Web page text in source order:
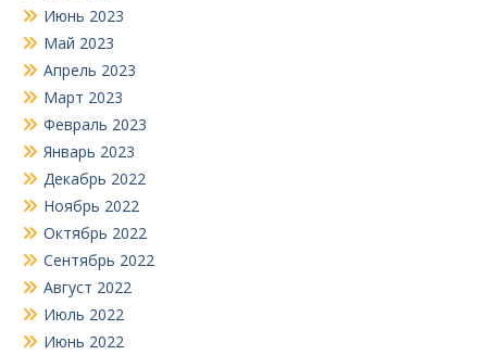
Июнь 2023
Май 2023
Апрель 2023
Март 2023
Февраль 2023
Январь 2023
Декабрь 2022
Ноябрь 2022
Октябрь 2022
Сентябрь 2022
Август 2022
Июль 2022
Июнь 2022